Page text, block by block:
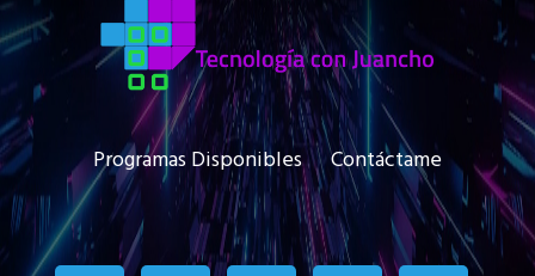
Programas Disponibles Contáctame